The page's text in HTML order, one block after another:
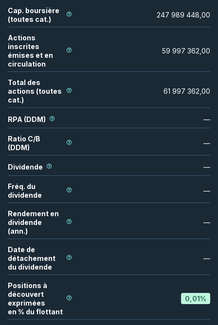
Cap. boursière
(toutes cat.)
247 989 448,00
Actions
inscrites
émises et en
circulation
59 997 362,00
Total des
actions (toutes
cat.)
61 997 362,00
RPA (DDM) —
Ratio C/B
(DDM)
—
Dividende —
Fréq. du
dividende
—
Rendement en
dividende
(ann.)
—
Date de
détachement
du dividende
—
Positions à
découvert
exprimées
en % du flottant
0,01%